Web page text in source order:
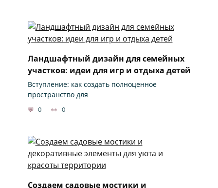
Ландшафтный дизайн для семейных
участков: идеи для игр и отдыха детей
Вступление: как создать полноценное
пространство для
0 0
Создаем садовые мостики и